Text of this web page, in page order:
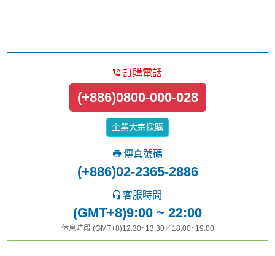
訂購電話
(+886)0800-000-028
企業大宗採購
傳真號碼
(+886)02-2365-2886
客服時間
(GMT+8)9:00 ~ 22:00
休息時段 (GMT+8)12:30~13:30／18:00~19:00